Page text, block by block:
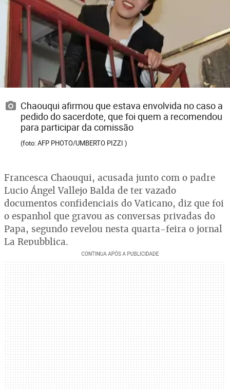
Chaouqui afirmou que estava envolvida no caso a
pedido do sacerdote, que foi quem a recomendou
para participar da comissão
(foto: AFP PHOTO/UMBERTO PIZZI )
Francesca Chaouqui, acusada junto com o padre
Lucio Ángel Vallejo Balda de ter vazado
documentos confidenciais do Vaticano, diz que foi
o espanhol que gravou as conversas privadas do
Papa, segundo revelou nesta quarta-feira o jornal
La Repubblica.